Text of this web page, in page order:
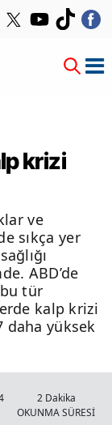
krizi
ve
sıkça yer
ABD’de
tür
kalp krizi
daha yüksek
2 Dakika
OKUNMA SÜRESİ